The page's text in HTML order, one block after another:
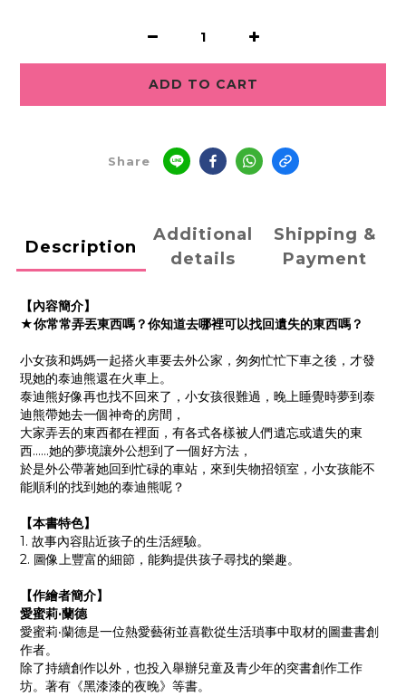
ADD TO CART
Share
Description
Additional
details
Shipping &
Payment
【內容簡介】
★你常常弄丟東西嗎？你知道去哪裡可以找回遺失的東西嗎？
小女孩和媽媽一起搭火車要去外公家，匆匆忙忙下車之後，才發
現她的泰迪熊還在火車上。
泰迪熊好像再也找不回來了，小女孩很難過，晚上睡覺時夢到泰
迪熊帶她去一個神奇的房間，
大家弄丟的東西都在裡面，有各式各樣被人們遺忘或遺失的東
西……她的夢境讓外公想到了一個好方法，
於是外公帶著她回到忙碌的車站，來到失物招領室，小女孩能不
能順利的找到她的泰迪熊呢？
【本書特色】
1. 故事內容貼近孩子的生活經驗。
2. 圖像上豐富的細節，能夠提供孩子尋找的樂趣。
【作繪者簡介】
愛蜜莉·蘭德
愛蜜莉‧蘭德是一位熱愛藝術並喜歡從生活瑣事中取材的圖畫書創
作者。
除了持續創作以外，也投入舉辦兒童及青少年的突書創作工作
坊。著有《黑漆漆的夜晚》等書。